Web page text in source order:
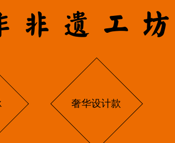
遗工坊
奢华设计款